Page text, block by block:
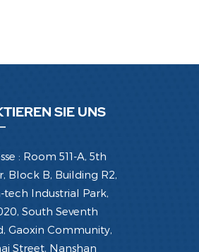
SIE UNS
: Room 511-A, 5th
Block B, Building R2,
tech Industrial Park,
South Seventh
Gaoxin Community,
Street, Nanshan